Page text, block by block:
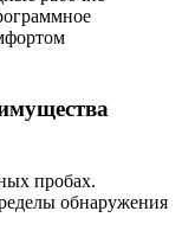
пробах.
обнаружения